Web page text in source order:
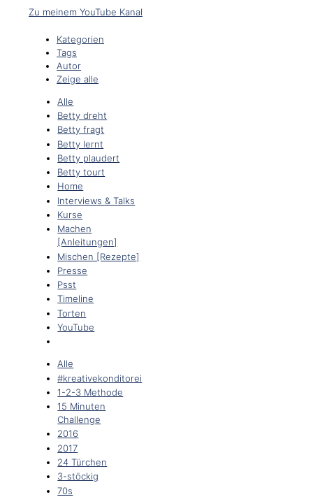
Zu meinem YouTube Kanal
Kategorien
Tags
Autor
Zeige alle
Alle
Betty dreht
Betty fragt
Betty lernt
Betty plaudert
Betty tourt
Home
Interviews & Talks
Kurse
Machen
[Anleitungen]
Mischen [Rezepte]
Presse
Psst
Timeline
Torten
YouTube
Alle
#kreativekonditorei
1-2-3 Methode
15 Minuten
Challenge
2016
2017
24 Türchen
3-stöckig
70s